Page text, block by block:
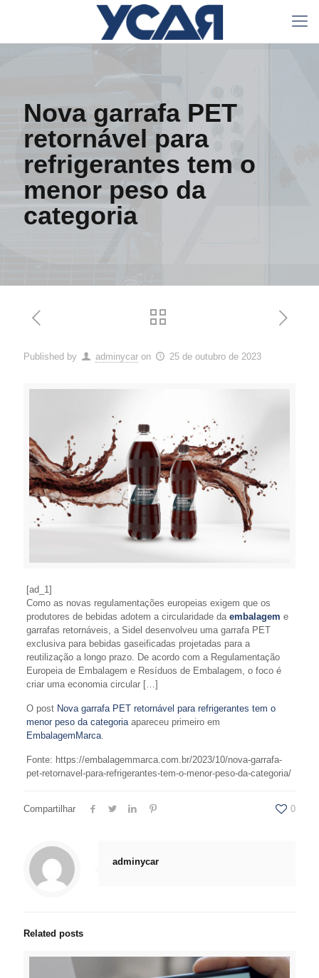
Nova garrafa PET
retornável para
refrigerantes tem o
menor peso da
categoria
Published by adminycar on 25 de outubro de 2023
[ad_1]
Como as novas regulamentações europeias exigem que os
produtores de bebidas adotem a circularidade da embalagem e
garrafas retornáveis, a Sidel desenvolveu uma garrafa PET
exclusiva para bebidas gaseificadas projetadas para a
reutilização a longo prazo. De acordo com a Regulamentação
Europeia de Embalagem e Resíduos de Embalagem, o foco é
criar uma economia circular […]
O post Nova garrafa PET retornável para refrigerantes tem o
menor peso da categoriaapareceu primeiro em
EmbalagemMarca.
Fonte: https://embalagemmarca.com.br/2023/10/nova-garrafa-
pet-retornavel-para-refrigerantes-tem-o-menor-peso-da-categoria/
Compartilhar 0
adminycar
Related posts